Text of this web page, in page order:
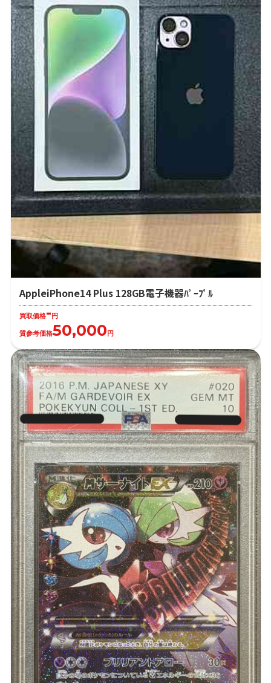
AppleiPhone14 Plus 128GB電子機器ﾊﾟｰﾌﾟﾙ
買取価格-円
質参考価格50,000円